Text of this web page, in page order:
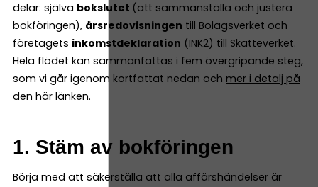
delar: själva bokslutet (att sammanställa och justera
bokföringen), årsredovisningen till Bolagsverket och
företagets inkomstdeklaration (INK2) till Skatteverket.
Hela flödet kan sammanfattas i fem övergripande steg,
som vi går igenom kortfattat nedan och mer i detalj på
den här länken.
1. Stäm av bokföringen
Börja med att säkerställa att alla affärshändelser är